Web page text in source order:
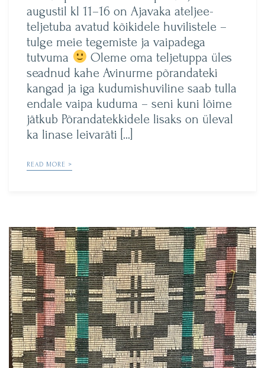
augustil kl 11–16 on Ajavaka ateljee-
teljetuba avatud kõikidele huvilistele –
tulge meie tegemiste ja vaipadega
tutvuma
Oleme oma teljetuppa üles
seadnud kahe Avinurme põrandateki
kangad ja iga kudumishuviline saab tulla
endale vaipa kuduma – seni kuni lõime
jätkub Põrandatekkidele lisaks on üleval
ka linase leivaräti […]
READ MORE >